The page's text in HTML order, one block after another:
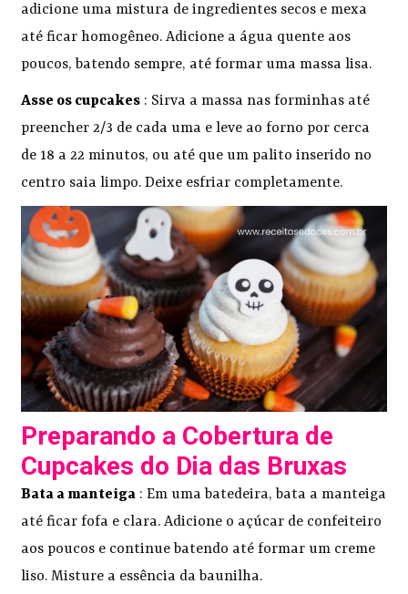
adicione uma mistura de ingredientes secos e mexa
até ficar homogêneo. Adicione a água quente aos
poucos, batendo sempre, até formar uma massa lisa.
Asse os cupcakes : Sirva a massa nas forminhas até
preencher 2/3 de cada uma e leve ao forno por cerca
de 18 a 22 minutos, ou até que um palito inserido no
centro saia limpo. Deixe esfriar completamente.
Preparando a Cobertura de
Cupcakes do Dia das Bruxas
Bata a manteiga : Em uma batedeira, bata a manteiga
até ficar fofa e clara. Adicione o açúcar de confeiteiro
aos poucos e continue batendo até formar um creme
liso. Misture a essência da baunilha.